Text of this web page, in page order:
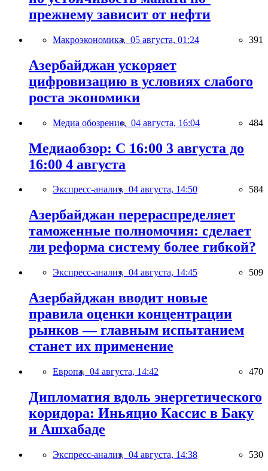
прежнему зависит от нефти
Макроэкономика, 05 августа, 01:24 391
Азербайджан ускоряет
цифровизацию в условиях слабого
роста экономики
Медиа обозрение, 04 августа, 16:04 484
Медиаобзор: С 16:00 3 августа до
16:00 4 августа
Экспресс-анализ, 04 августа, 14:50 584
Азербайджан перераспределяет
таможенные полномочия: сделает
ли реформа систему более гибкой?
Экспресс-анализ, 04 августа, 14:45 509
Азербайджан вводит новые
правила оценки концентрации
рынков — главным испытанием
станет их применение
Европа, 04 августа, 14:42 470
Дипломатия вдоль энергетического
коридора: Иньяцио Кассис в Баку
и Ашхабаде
Экспресс-анализ, 04 августа, 14:38 530